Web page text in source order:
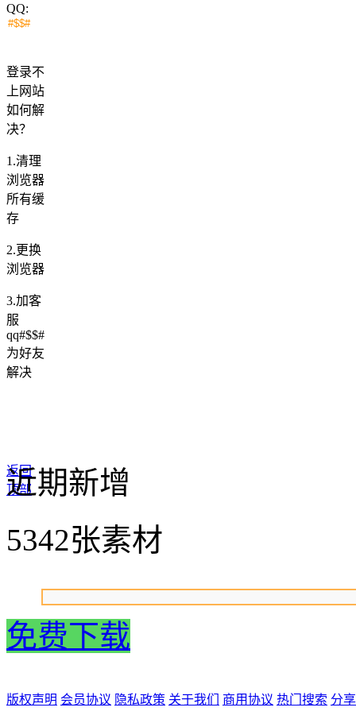
QQ:
登录不
上网站
如何解
决？
1.清理
浏览器
所有缓
存
2.更换
浏览器
3.加客
服
qq#$$#
为好友
解决
返回
顶部
近期新增
5342张素材
免费下载
版权声明 会员协议 隐私政策 关于我们 商用协议 热门搜索 分